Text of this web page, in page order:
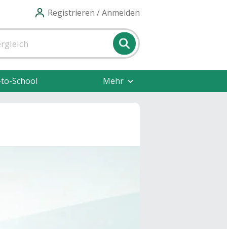
Registrieren / Anmelden
School Mehr